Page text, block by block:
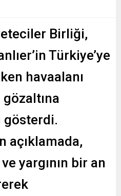
Birliği,
Türkiye’ye
havaalanı
gösterdi.
açıklamada,
ve yargının bir an